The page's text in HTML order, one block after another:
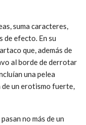
suma caracteres,
de efecto. En su
que, además de
al borde de derrotar
una pelea
de un erotismo fuerte,
no más de un